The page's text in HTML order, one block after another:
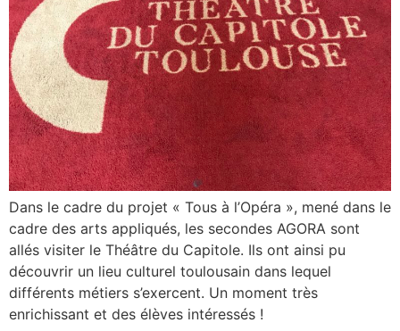
Dans le cadre du projet « Tous à l’Opéra », mené dans le
cadre des arts appliqués, les secondes AGORA sont
allés visiter le Théâtre du Capitole. Ils ont ainsi pu
découvrir un lieu culturel toulousain dans lequel
différents métiers s’exercent. Un moment très
enrichissant et des élèves intéressés !